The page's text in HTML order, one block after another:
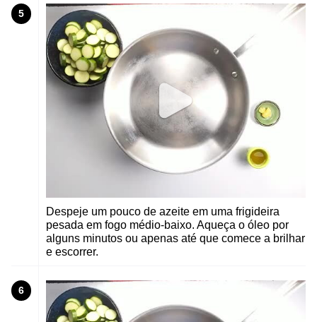
5
Despeje um pouco de azeite em uma frigideira
pesada em fogo médio-baixo. Aqueça o óleo por
alguns minutos ou apenas até que comece a brilhar
e escorrer.
6